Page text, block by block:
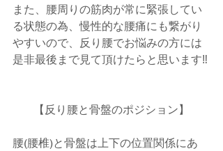
また、腰周りの筋肉が常に緊張してい
る状態の為、慢性的な腰痛にも繋がり
やすいので、反り腰でお悩みの方には
是非最後まで見て頂けたらと思います‼️
【反り腰と骨盤のポジション】
腰(腰椎)と骨盤は上下の位置関係にあ